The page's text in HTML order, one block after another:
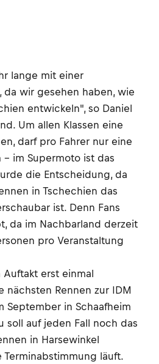
lange mit einer
wir gesehen haben, wie
entwickeln", so Daniel
Um allen Klassen eine
darf pro Fahrer nur eine
im Supermoto ist das
die Entscheidung, da
in Tschechien das
ist. Denn Fans
da im Nachbarland derzeit
pro Veranstaltung
erst einmal
nächsten Rennen zur IDM
September in Schaafheim
soll auf jeden Fall noch das
in Harsewinkel
läuft.